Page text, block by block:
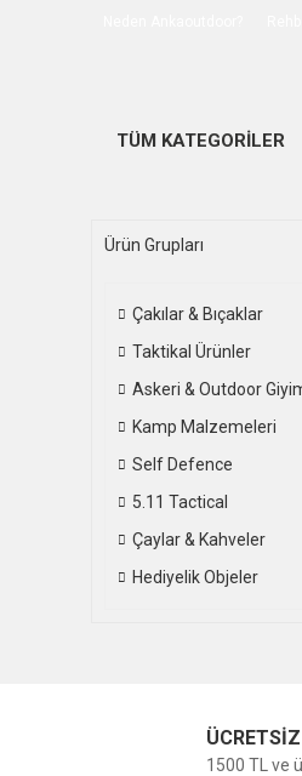
TÜM KATEGORİLER
Ürün Grupları
Çakılar & Bıçaklar
Taktikal Ürünler
Askeri & Outdoor
Kamp Malzemeleri
Self Defence
5.11 Tactical
Çaylar & Kahveler
Hediyelik Objeler
1500 TL ve